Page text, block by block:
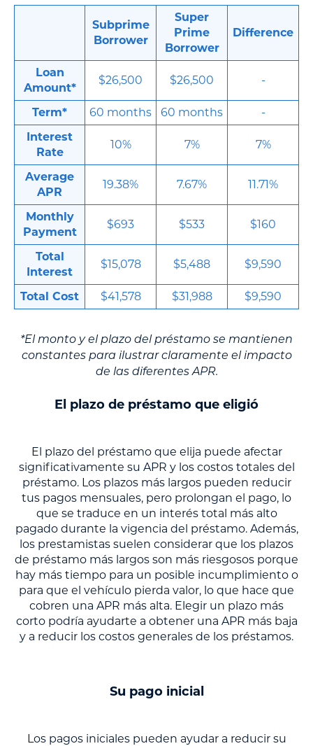
Subprime
Borrower
Super
Prime
Borrower
Difference
Loan
Amount*
$26,500 $26,500 -
Term* 60 months 60 months
-
Interest
Rate
10% 7% 7%
Average
APR
19.38% 7.67% 11.71%
Monthly
Payment
$693 $533 $160
Total
Interest
$15,078 $5,488 $9,590
Total Cost $41,578 $31,988 $9,590
*El monto y el plazo del préstamo se mantienen
constantes para ilustrar claramente el impacto
de las diferentes APR.
El plazo de préstamo que eligió
El plazo del préstamo que elija puede afectar
significativamente su APR y los costos totales del
préstamo. Los plazos más largos pueden reducir
tus pagos mensuales, pero prolongan el pago, lo
que se traduce en un interés total más alto
pagado durante la vigencia del préstamo. Además,
los prestamistas suelen considerar que los plazos
de préstamo más largos son más riesgosos porque
hay más tiempo para un posible incumplimiento o
para que el vehículo pierda valor, lo que hace que
cobren una APR más alta. Elegir un plazo más
corto podría ayudarte a obtener una APR más baja
y a reducir los costos generales de los préstamos.
Su pago inicial
Los pagos iniciales pueden ayudar a reducir su